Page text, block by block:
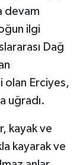
devam
ilgi
Dağ
olan Erciyes,
uğradı.
kayak ve
kayarak ve